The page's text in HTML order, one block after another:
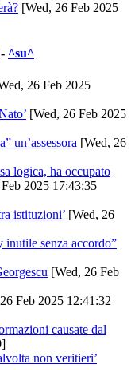
[Wed, 26 Feb 2025
- ^su^
26 Feb 2025
[Wed, 26 Feb 2025
un’assessora [Wed, 26
logica, ha occupato
2025 17:43:35
istituzioni’ [Wed, 26
inutile senza accordo”
[Wed, 26 Feb
Feb 2025 12:41:32
causate dal
non veritieri’